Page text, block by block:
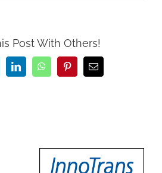
Post With Others!
LinkedInWhatsAppPinterestEmail